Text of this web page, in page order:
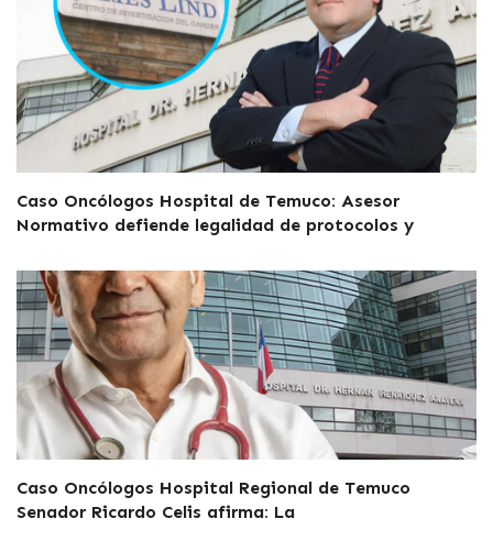
Caso Oncólogos Hospital de Temuco: Asesor
Normativo defiende legalidad de protocolos y
Caso Oncólogos Hospital Regional de Temuco
Senador Ricardo Celis afirma: La